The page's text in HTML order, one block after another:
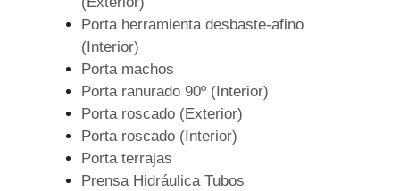
Porta herramienta desbaste-afino
(Interior)
Porta machos
Porta ranurado 90º (Interior)
Porta roscado (Exterior)
Porta roscado (Interior)
Porta terrajas
Prensa Hidráulica Tubos